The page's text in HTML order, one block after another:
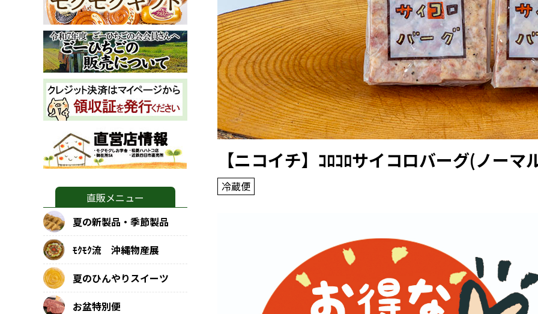
【ニコイチ】ｺﾛｺﾛサイコロバーグ(ノーマ
冷蔵便
直販メニュー
夏の新製品・季節製品
ﾓｸﾓｸ流 沖縄物産展
夏のひんやりスイーツ
お盆特別便